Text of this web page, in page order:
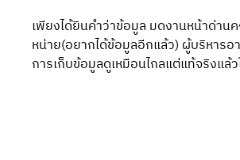
เพียงได้ยินคำว่าข้อมูล มดงานหน้าด่าน
หน่าย(อยากได้ข้อมูลอีกแล้ว) ผู้บริหารอ
การเก็บข้อมูลดูเหมือนไกลแต่แท้จริงแล้